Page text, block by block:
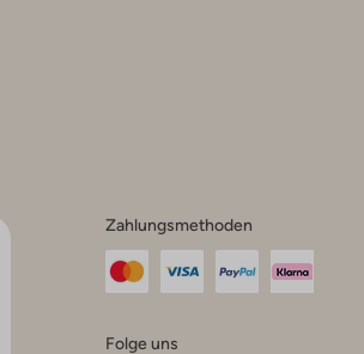
Zahlungsmethoden
Folge uns